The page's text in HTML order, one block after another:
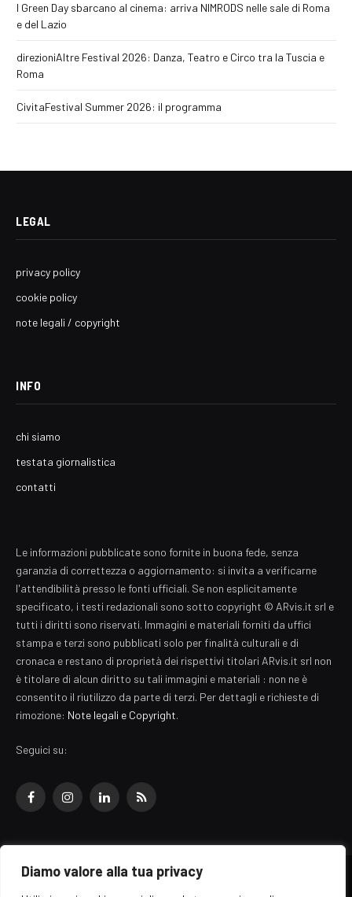
Diamo valore alla tua privacy
I Green Day sbarcano al cinema: arriva NIMRODS nelle sale di Roma
e del Lazio
direzioniAltre Festival 2026: Danza, Teatro e Circo tra la Tuscia e
Roma
CivitaFestival Summer 2026: il programma
LEGAL
privacy policy
cookie policy
note legali / copyright
INFO
chi siamo
testata giornalistica
contatti
Le informazioni pubblicate sono fornite in buona fede, senza
garanzia di correttezza o aggiornamento: si invita a verificarne
l'attendibilità presso le fonti ufficiali. Se non esplicitamente
specificato, i testi redazionali sono sotto copyright © ARvis.it srl e
tutti i diritti sono riservati. Immagini e materiali forniti da uffici
stampa e terzi sono pubblicati solo per finalità culturali e di
cronaca e restano di proprietà dei rispettivi titolari ARvis.it srl non
è titolare di alcun diritto su tali immagini e materiali : non ne è
consentito il riutilizzo da parte di terzi. Per dettagli e richieste di
rimozione: Note legali e Copyright.
Seguici su:
FacebookInstagramLinkedInRSS
© 2026 EZ Rome Designed by ARvis.it